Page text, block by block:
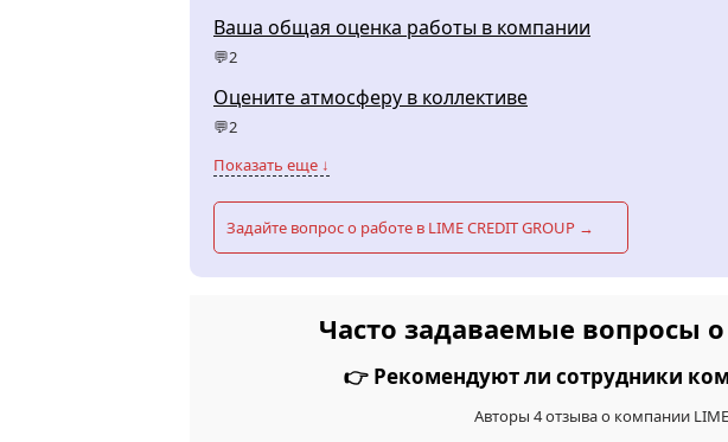
Ваша общая оценка работы в компании
💬2
Оцените атмосферу в коллективе
💬2
Показать еще ↓
Задайте вопрос о работе в LIME CREDIT GROUP →
Часто задаваемые вопросы о
👉 Рекомендуют ли сотрудники
Авторы 4 отзыва о компании